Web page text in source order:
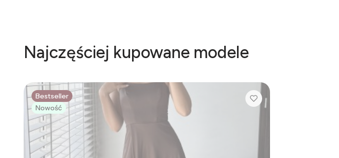
Najczęściej kupowane modele
Bestseller
Nowość